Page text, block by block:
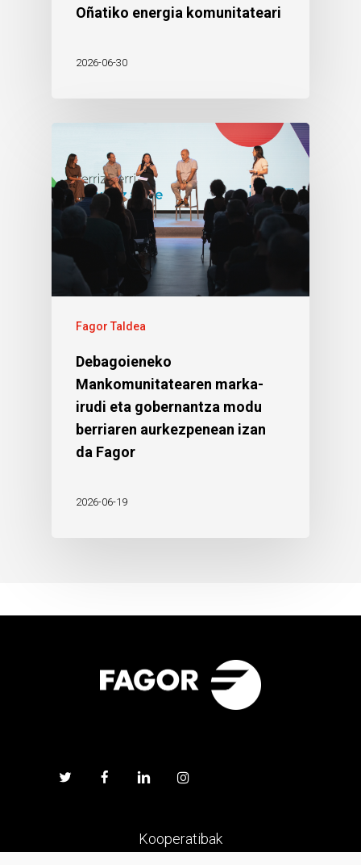
Oñatiko energia komunitateari
2026-06-30
Fagor Taldea
Debagoieneko
Mankomunitatearen marka-
irudi eta gobernantza modu
berriaren aurkezpenean izan
da Fagor
2026-06-19
Kooperatibak